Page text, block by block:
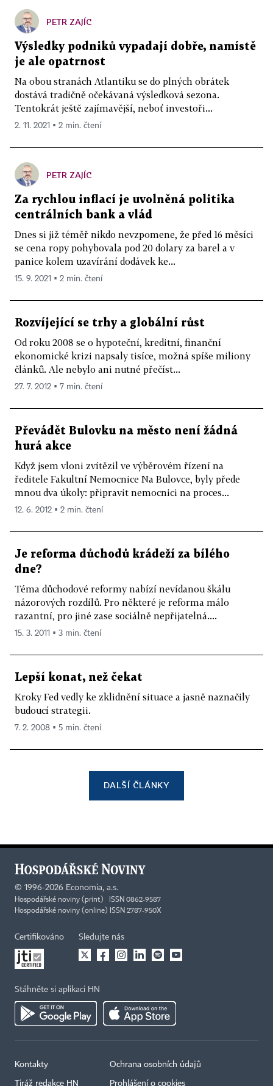
PETR ZAJÍC
Výsledky podniků vypadají dobře, namístě
je ale opatrnost
Na obou stranách Atlantiku se do plných obrátek
dostává tradičně očekávaná výsledková sezona.
Tentokrát ještě zajímavější, neboť investoři...
2. 11. 2021 ▪ 2 min. čtení
PETR ZAJÍC
Za rychlou inflací je uvolněná politika
centrálních bank a vlád
Dnes si již téměř nikdo nevzpomene, že před 16 měsíci
se cena ropy pohybovala pod 20 dolary za barel a v
panice kolem uzavírání dodávek ke...
15. 9. 2021 ▪ 2 min. čtení
Rozvíjející se trhy a globální růst
Od roku 2008 se o hypoteční, kreditní, finanční
ekonomické krizi napsaly tisíce, možná spíše miliony
článků. Ale nebylo ani nutné přečíst...
27. 7. 2012 ▪ 7 min. čtení
Převádět Bulovku na město není žádná
hurá akce
Když jsem vloni zvítězil ve výběrovém řízení na
ředitele Fakultní Nemocnice Na Bulovce, byly přede
mnou dva úkoly: připravit nemocnici na proces...
12. 6. 2012 ▪ 2 min. čtení
Je reforma důchodů krádeží za bílého
dne?
Téma důchodové reformy nabízí nevídanou škálu
názorových rozdílů. Pro některé je reforma málo
razantní, pro jiné zase sociálně nepřijatelná....
15. 3. 2011 ▪ 3 min. čtení
Lepší konat, než čekat
Kroky Fed vedly ke zklidnění situace a jasně naznačily
budoucí strategii.
7. 2. 2008 ▪ 5 min. čtení
DALŠÍ ČLÁNKY
© 1996-2026 Economia, a.s.
Hospodářské noviny (print) ISSN 0862-9587
Hospodářské noviny (online) ISSN 2787-950X
Certifikováno Sledujte nás
Stáhněte si aplikaci HN
Kontakty
Tiráž redakce HN
Ochrana osobních údajů
Prohlášení o cookies